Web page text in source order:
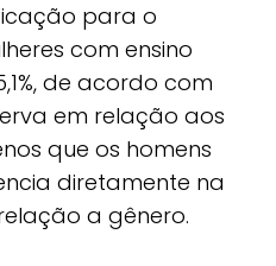
para o
com ensino
de acordo com
em relação aos
que os homens
diretamente na
a gênero.